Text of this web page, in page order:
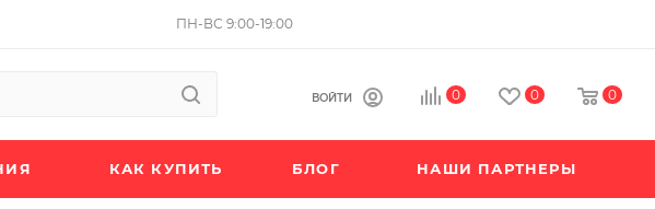
ПН-ВС 9:00-19:00
ВОЙТИ 0 0 0
КАК КУПИТЬ БЛОГ НАШИ ПАРТНЕРЫ